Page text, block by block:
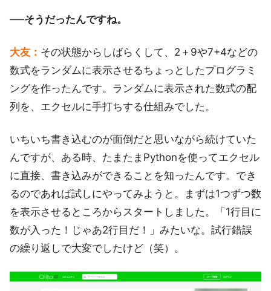
──そうだったんですね。
大友： その状態からしばらくして、2＋9や7+4などの
数式をランダムに表示させるちょっとしたプログラミ
ングを作ったんです。ランダムに表示された数式の配
列を、エクセルに手打ちする仕組みでした。
いちいち書き込むのが面倒だと思いながら続けていた
んですが、ある時、たまたまPythonを使ってエクセル
に直接、書き込みができることを知ったんです。でき
るのであれば試しにやってみようと。まずは1つずつ数
を表示させるところからスタートしました。「1行目に
数が入った！じゃあ2行目だ！」みたいな。試行錯誤
の繰り返しで大変でしたけど（笑）。